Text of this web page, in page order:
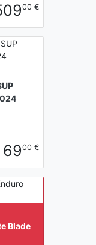
00 €
6900 €
Blade